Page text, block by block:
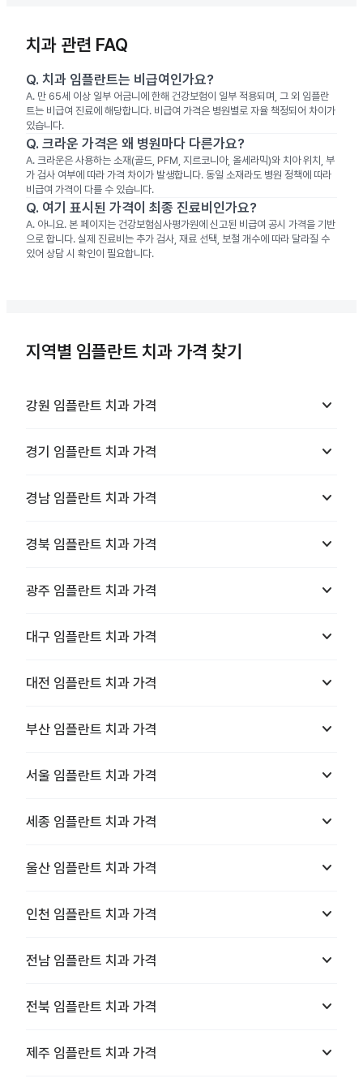
치과 관련 FAQ
Q. 치과 임플란트는 비급여인가요?
A. 만 65세 이상 일부 어금니에 한해 건강보험이 일부 적용되며, 그 외 임플란
트는 비급여 진료에 해당합니다. 비급여 가격은 병원별로 자율 책정되어 차이가
있습니다.
Q. 크라운 가격은 왜 병원마다 다른가요?
A. 크라운은 사용하는 소재(골드, PFM, 지르코니아, 올세라믹)와 치아 위치, 부
가 검사 여부에 따라 가격 차이가 발생합니다. 동일 소재라도 병원 정책에 따라
비급여 가격이 다를 수 있습니다.
Q. 여기 표시된 가격이 최종 진료비인가요?
A. 아니요. 본 페이지는 건강보험심사평가원에 신고된 비급여 공시 가격을 기반
으로 합니다. 실제 진료비는 추가 검사, 재료 선택, 보철 개수에 따라 달라질 수
있어 상담 시 확인이 필요합니다.
지역별 임플란트 치과 가격 찾기
강원 임플란트 치과 가격 keyboard_arrow_down
경기 임플란트 치과 가격 keyboard_arrow_down
경남 임플란트 치과 가격 keyboard_arrow_down
경북 임플란트 치과 가격 keyboard_arrow_down
광주 임플란트 치과 가격 keyboard_arrow_down
대구 임플란트 치과 가격 keyboard_arrow_down
대전 임플란트 치과 가격 keyboard_arrow_down
부산 임플란트 치과 가격 keyboard_arrow_down
서울 임플란트 치과 가격 keyboard_arrow_down
세종 임플란트 치과 가격 keyboard_arrow_down
울산 임플란트 치과 가격 keyboard_arrow_down
인천 임플란트 치과 가격 keyboard_arrow_down
전남 임플란트 치과 가격 keyboard_arrow_down
전북 임플란트 치과 가격 keyboard_arrow_down
제주 임플란트 치과 가격 keyboard_arrow_down